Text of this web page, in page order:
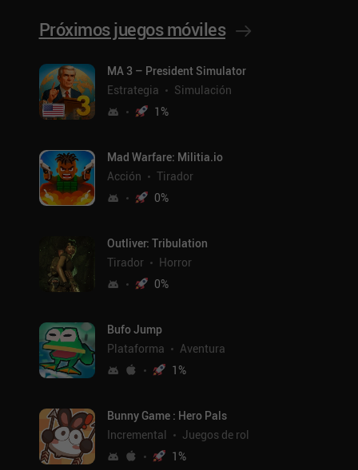
Próximos juegos móviles
MA 3 – President Simulator
Estrategia
Simulación
1%
Mad Warfare: Militia.io
Acción
Tirador
0%
Outliver: Tribulation
Tirador
Horror
0%
Bufo Jump
Plataforma
Aventura
1%
Bunny Game : Hero Pals
Incremental
Juegos de rol
1%